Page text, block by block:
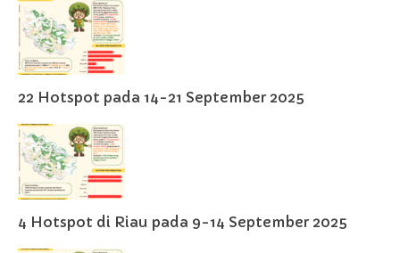
22 Hotspot pada 14-21 September 2025
4 Hotspot di Riau pada 9-14 September 2025